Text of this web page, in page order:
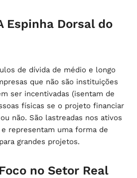
Espinha Dorsal do
de dívida de médio e longo
que não são instituições
ser incentivadas (isentam de
físicas se o projeto financiar
não. São lastreadas nos ativos
representam uma forma de
grandes projetos.
no Setor Real